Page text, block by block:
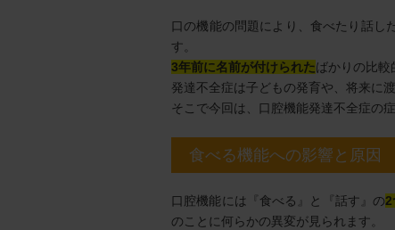
口の機能の問題により、食べたり話し
す。
3年前に名前が付けられたばかりの比
発達不全症は子どもの発育や、将来に
そこで今回は、口腔機能発達不全症の
食べる機能への影響と原因
口腔機能には『食べる』と『話す』の2
のことに何らかの異変が見られます。